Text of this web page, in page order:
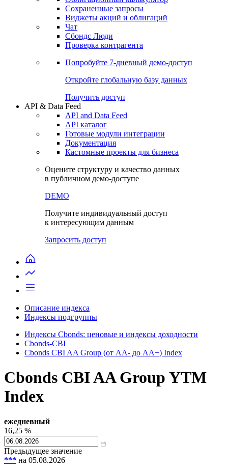
Сохраненные запросы
Виджеты акций и облигаций
Чат
Сбондс Люди
Проверка контрагента
Попробуйте 7-дневный демо-доступ
Откройте глобальную базу данных
Получить доступ
API & Data Feed
API and Data Feed
API каталог
Готовые модули интеграции
Документация
Кастомные проекты для бизнеса
Оцените структуру и качество данных
в публичном демо-доступе
DEMO
Получите индивидуальный доступ
к интересующим данным
Запросить доступ
Описание индекса
Индексы подгруппы
Индексы Cbonds: ценовые и индексы доходности
Cbonds-CBI
Cbonds CBI AA Group (от AA- до AA+) Index
Cbonds CBI AA Group YTM
Index
ежедневный
16,25 %
Предыдущее значение
*** на 05.08.2026